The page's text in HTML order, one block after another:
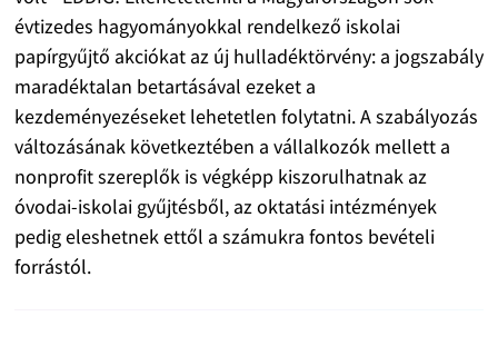
évtizedes hagyományokkal rendelkező iskolai
papírgyűjtő akciókat az új hulladéktörvény: a jogszabály
maradéktalan betartásával ezeket a
kezdeményezéseket lehetetlen folytatni. A szabályozás
változásának következtében a vállalkozók mellett a
nonprofit szereplők is végképp kiszorulhatnak az
óvodai-iskolai gyűjtésből, az oktatási intézmények
pedig eleshetnek ettől a számukra fontos bevételi
forrástól.